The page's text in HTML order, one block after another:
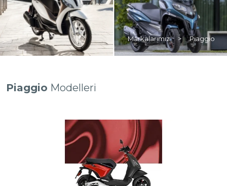
Markalarımız > Piaggio
Piaggio Modelleri